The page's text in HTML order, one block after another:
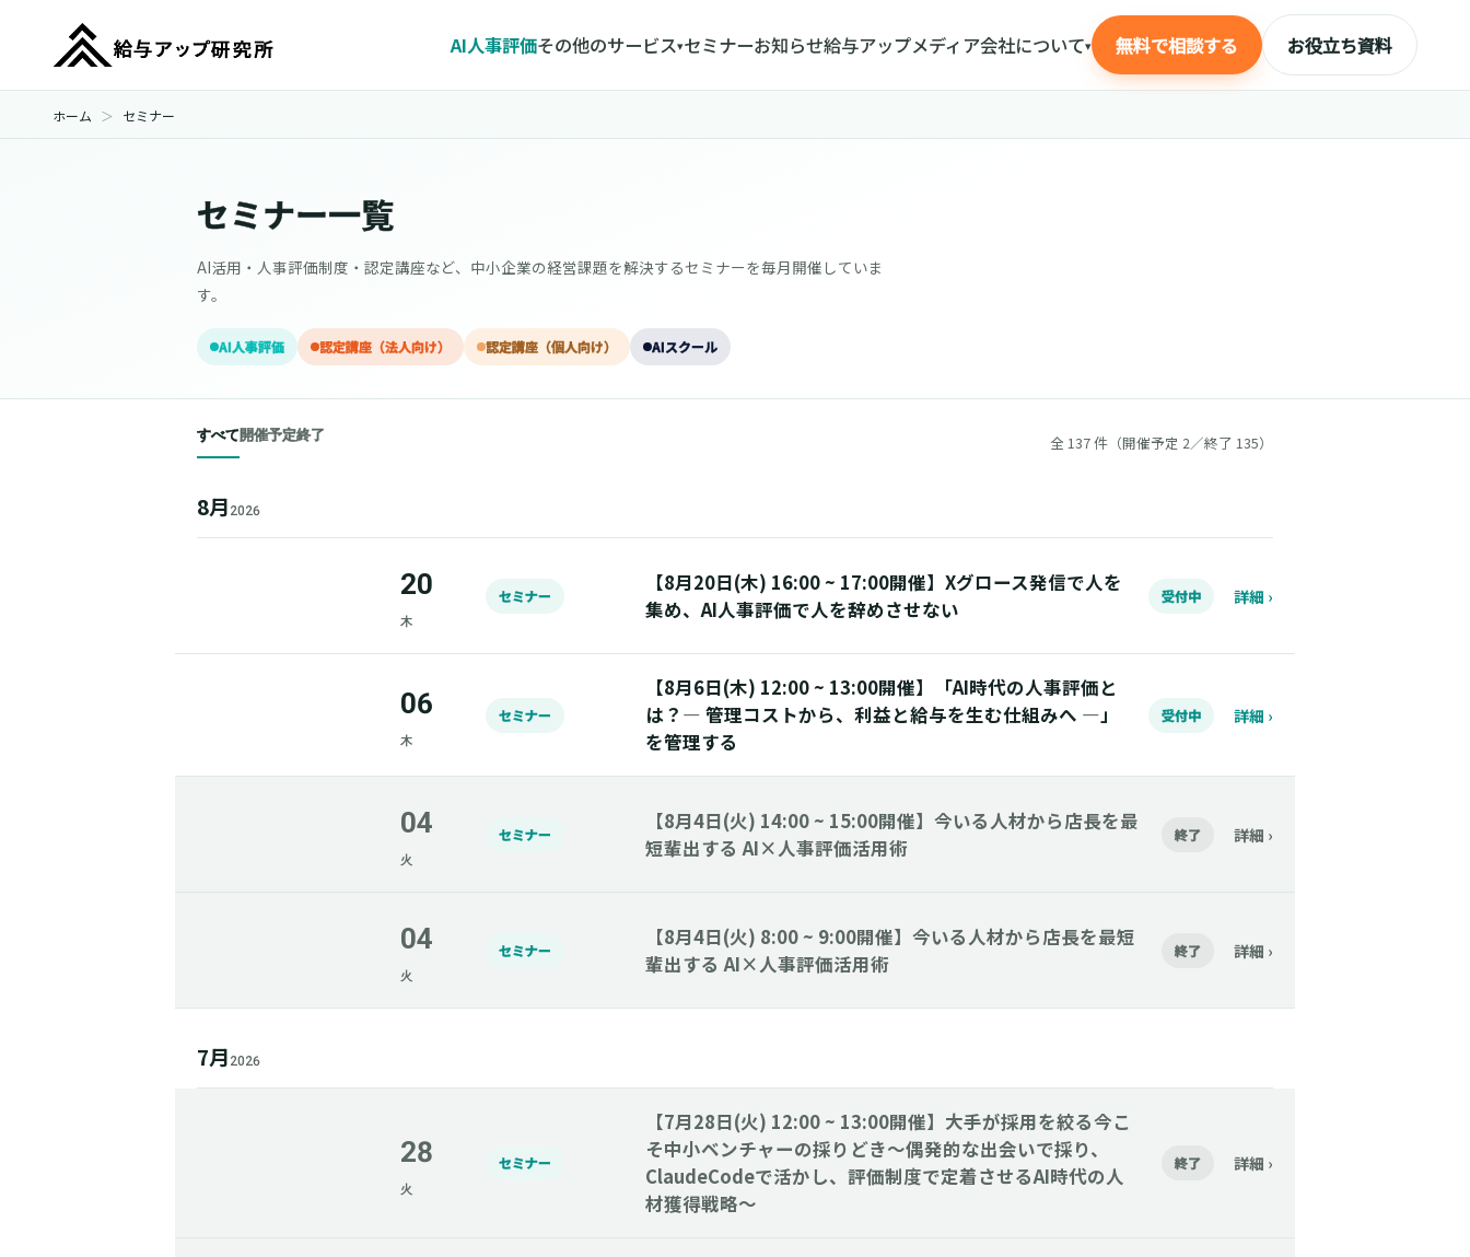
AI人事評価その他のサービス▾セミナーお知らせ給与アップメディア会社について▾ 無料で相談する お役立ち資料
ホーム セミナー
セミナー一覧
AI活用・人事評価制度・認定講座など、中小企業の経営課題を解決するセミナーを毎月開催していま
す。
AI人事評価 認定講座（法人向け） 認定講座（個人向け） AIスクール
すべて 開催予定終了 全 137 件（開催予定 2／終了 135）
8月 2026
20
木
セミナー
【8月20日(木) 16:00 ~ 17:00開催】Xグロース発信で人を
集め、AI人事評価で人を辞めさせない
受付中 詳細 ›
06
木
セミナー
【8月6日(木) 12:00 ~ 13:00開催】「AI時代の人事評価と
は？― 管理コストから、利益と給与を生む仕組みへ ―」
を管理する
受付中 詳細 ›
04
火
セミナー
【8月4日(火) 14:00 ~ 15:00開催】今いる人材から店長を最
短輩出する AI×人事評価活用術
終了 詳細 ›
04
火
セミナー
【8月4日(火) 8:00 ~ 9:00開催】今いる人材から店長を最短
輩出する AI×人事評価活用術
終了 詳細 ›
7月 2026
28
火
セミナー
【7月28日(火) 12:00 ~ 13:00開催】大手が採用を絞る今こ
そ中小ベンチャーの採りどき～偶発的な出会いで採り、
ClaudeCodeで活かし、評価制度で定着させるAI時代の人
材獲得戦略～
終了 詳細 ›